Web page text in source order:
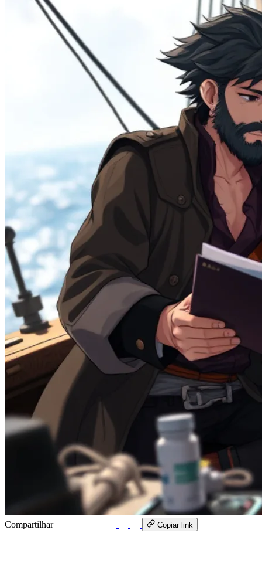
Compartilhar Copiar link